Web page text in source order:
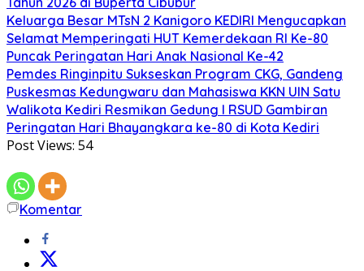
Keluarga Besar MTsN 2 Kanigoro KEDIRI Mengucapkan
Selamat Memperingati HUT Kemerdekaan RI Ke-80
Puncak Peringatan Hari Anak Nasional Ke-42
Pemdes Ringinpitu Sukseskan Program CKG, Gandeng
Puskesmas Kedungwaru dan Mahasiswa KKN UIN Satu
Walikota Kediri Resmikan Gedung I RSUD Gambiran
Peringatan Hari Bhayangkara ke-80 di Kota Kediri
Post Views: 54
Komentar